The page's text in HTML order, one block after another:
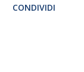
CONDIVIDI